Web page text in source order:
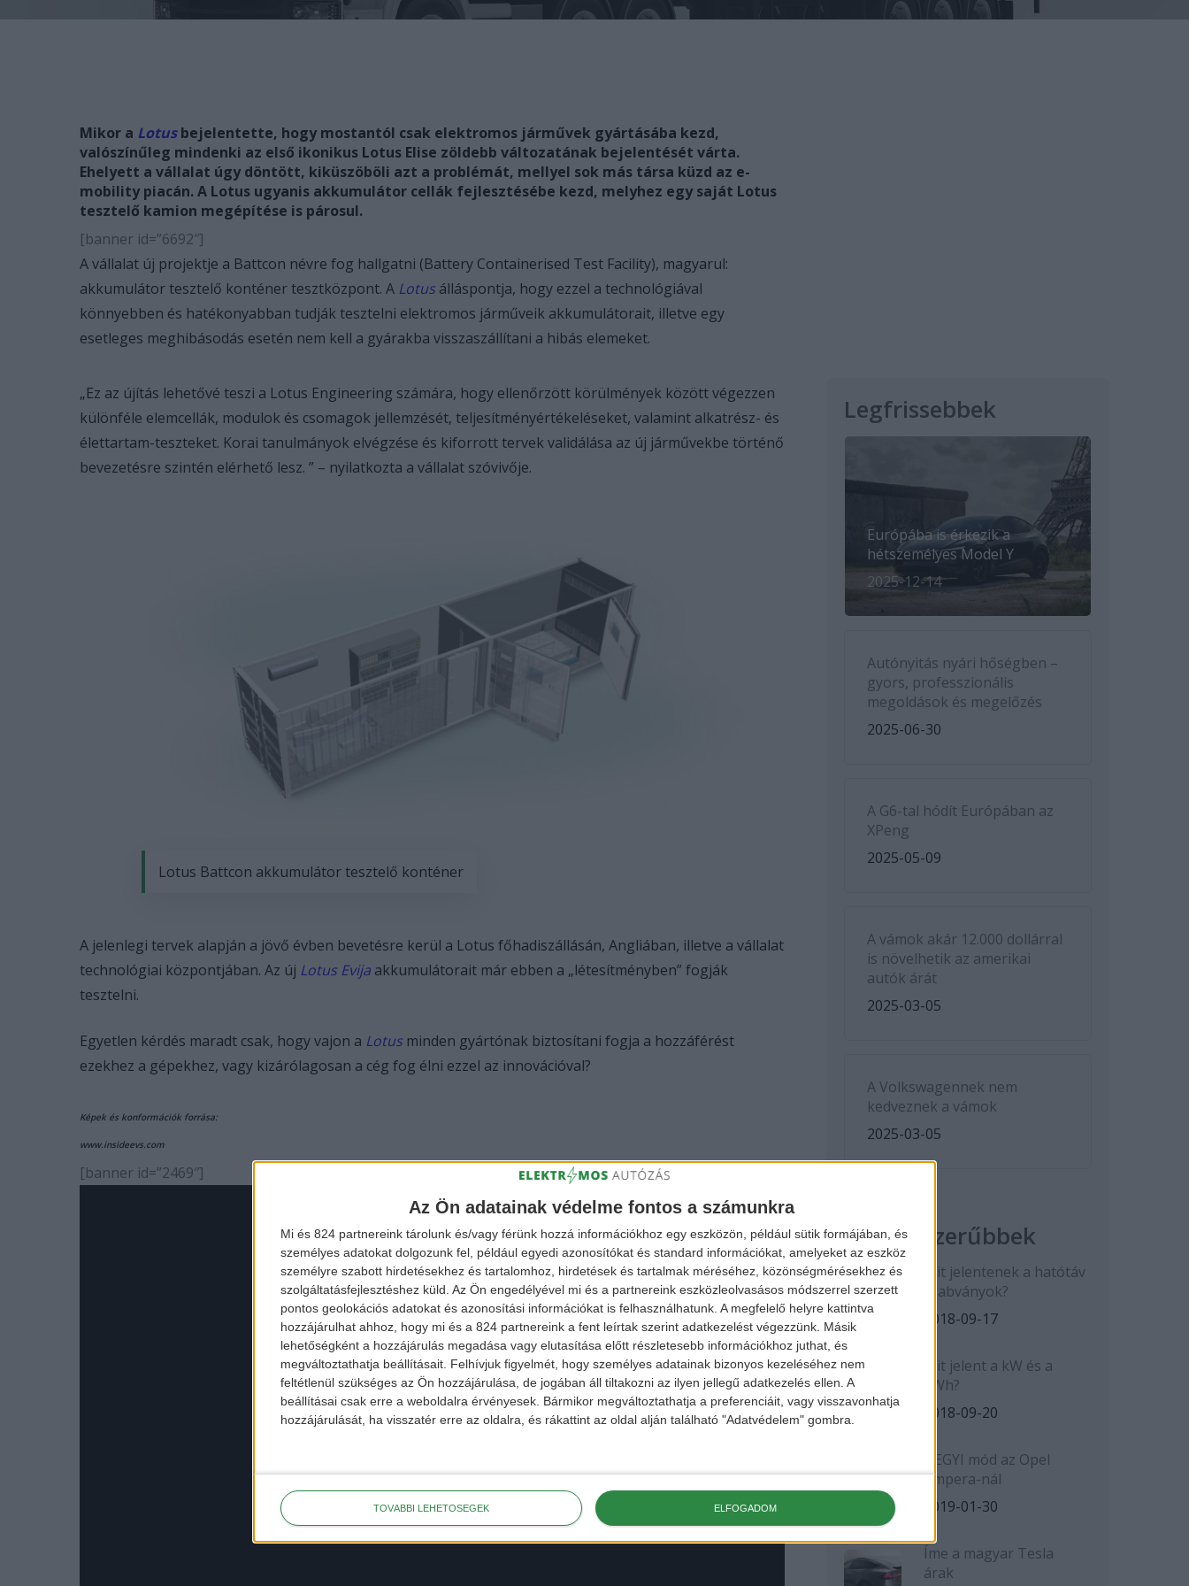
Az Ön adatainak védelme fontos a számunkra
Mi és 824 partnereink tárolunk és/vagy férünk hozzá információkhoz egy eszközön, például sütik formájában, és
személyes adatokat dolgozunk fel, például egyedi azonosítókat és standard információkat, amelyeket az eszköz
személyre szabott hirdetésekhez és tartalomhoz, hirdetések és tartalmak méréséhez, közönségmérésekhez és
szolgáltatásfejlesztéshez küld. Az Ön engedélyével mi és a partnereink eszközleolvasásos módszerrel szerzett
pontos geolokációs adatokat és azonosítási információkat is felhasználhatunk. A megfelelő helyre kattintva
hozzájárulhat ahhoz, hogy mi és a 824 partnereink a fent leírtak szerint adatkezelést végezzünk. Másik
lehetőségként a hozzájárulás megadása vagy elutasítása előtt részletesebb információkhoz juthat, és
megváltoztathatja beállításait. Felhívjuk figyelmét, hogy személyes adatainak bizonyos kezeléséhez nem
feltétlenül szükséges az Ön hozzájárulása, de jogában áll tiltakozni az ilyen jellegű adatkezelés ellen. A
beállításai csak erre a weboldalra érvényesek. Bármikor megváltoztathatja a preferenciáit, vagy visszavonhatja
hozzájárulását, ha visszatér erre az oldalra, és rákattint az oldal alján található "Adatvédelem" gombra.
TOVÁBBI LEHETŐSÉGEK ELFOGADOM
Mikor a Lotus bejelentette, hogy mostantól csak elektromos járművek gyártásába kezd,
valószínűleg mindenki az első ikonikus Lotus Elise zöldebb változatának bejelentését várta.
Ehelyett a vállalat úgy döntött, kiküszöböli azt a problémát, mellyel sok más társa küzd az e-
mobility piacán. A Lotus ugyanis akkumulátor cellák fejlesztésébe kezd, melyhez egy saját Lotus
tesztelő kamion megépítése is párosul.
[banner id=”6692″]
A vállalat új projektje a Battcon névre fog hallgatni (Battery Containerised Test Facility), magyarul:
akkumulátor tesztelő konténer tesztközpont. A Lotus álláspontja, hogy ezzel a technológiával
könnyebben és hatékonyabban tudják tesztelni elektromos járműveik akkumulátorait, illetve egy
esetleges meghibásodás esetén nem kell a gyárakba visszaszállítani a hibás elemeket.
„Ez az újítás lehetővé teszi a Lotus Engineering számára, hogy ellenőrzött körülmények között végezzen
különféle elemcellák, modulok és csomagok jellemzését, teljesítményértékeléseket, valamint alkatrész- és
élettartam-teszteket. Korai tanulmányok elvégzése és kiforrott tervek validálása az új járművekbe történő
bevezetésre szintén elérhető lesz. ” – nyilatkozta a vállalat szóvivője.
Lotus Battcon akkumulátor tesztelő konténer
A jelenlegi tervek alapján a jövő évben bevetésre kerül a Lotus főhadiszállásán, Angliában, illetve a vállalat
technológiai központjában. Az új Lotus Evija akkumulátorait már ebben a „létesítményben” fogják
tesztelni.
Egyetlen kérdés maradt csak, hogy vajon a Lotus minden gyártónak biztosítani fogja a hozzáférést
ezekhez a gépekhez, vagy kizárólagosan a cég fog élni ezzel az innovációval?
Képek és konformációk forrása:
www.insideevs.com
[banner id=”2469″]
Legfrissebbek
Európába is érkezik a
hétszemélyes Model Y
2025-12-14
Autónyitás nyári hőségben –
gyors, professzionális
megoldások és megelőzés
2025-06-30
A G6-tal hódít Európában az
XPeng
2025-05-09
A vámok akár 12.000 dollárral
is növelhetik az amerikai
autók árát
2025-03-05
A Volkswagennek nem
kedveznek a vámok
2025-03-05
Legnépszerűbbek
Mit jelentenek a hatótáv
szabványok?
2018-09-17
Mit jelent a kW és a
kWh?
2018-09-20
HEGYI mód az Opel
Ampera-nál
2019-01-30
Íme a magyar Tesla
árak